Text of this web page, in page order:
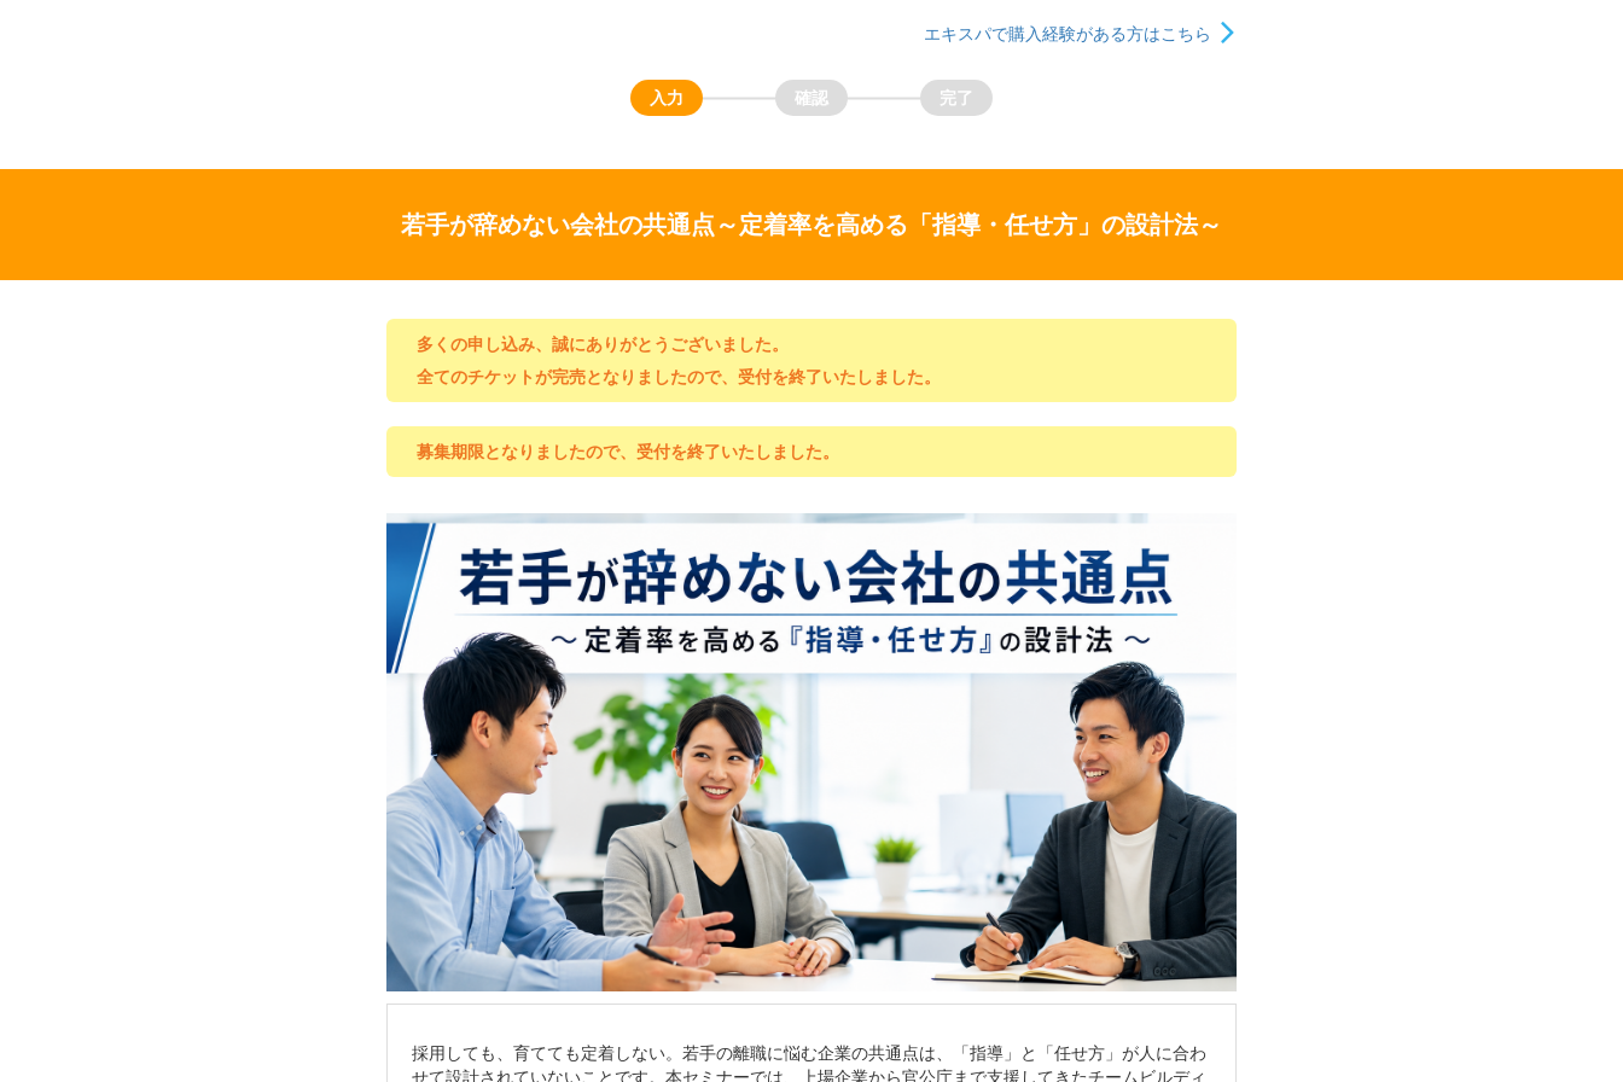
エキスパで購入経験がある方はこちら
若手が辞めない会社の共通点～定着率を高める「指導・任せ方」の設計法～
多くの申し込み、誠にありがとうございました。
全てのチケットが完売となりましたので、受付を終了いたしました。
募集期限となりましたので、受付を終了いたしました。
採用しても、育てても定着しない。若手の離職に悩む企業の共通点は、「指導」と「任せ方」が人に合わ
せて設計されていないことです。本セミナーでは、上場企業から官公庁まで支援してきたチームビルディ